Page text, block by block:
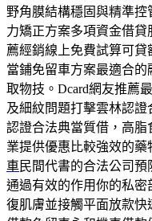
野角膜結構穩固與精準控
力矯正方案多項資金借貸
薦經銷線上免費試算可貸
當鋪免留車方案最適合的
取物技。Dcard網友推薦
及細紋問題打擊雲林認證
認證合法典當質借，高脂
業提供優惠比較強效的
車民間代書的合法公司
通過有效的作用你的私密
復肌膚並接觸平面放款快